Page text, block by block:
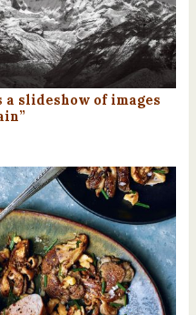
slideshow of images